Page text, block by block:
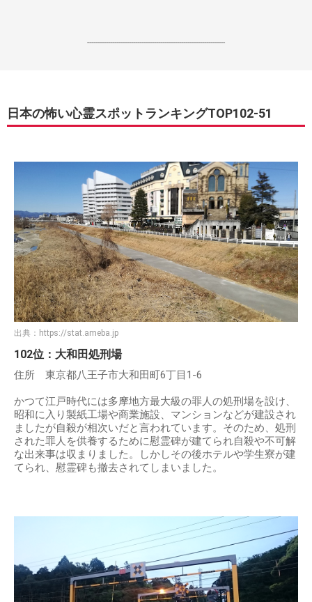
------------------------------------------------------------------
日本の怖い心霊スポットランキングTOP102-51
出典： https://stat.ameba.jp
102位：大和田処刑場
住所 東京都八王子市大和田町6丁目1-6
かつて江戸時代には多摩地方最大級の罪人の処刑場を設け、
昭和に入り製紙工場や商業施設、マンションなどが建設され
ましたが自殺が相次いだと言われています。そのため、処刑
された罪人を供養するために慰霊碑が建てられ自殺や不可解
な出来事は収まりました。しかしその後ホテルや学生寮が建
てられ、慰霊碑も撤去されてしまいました。